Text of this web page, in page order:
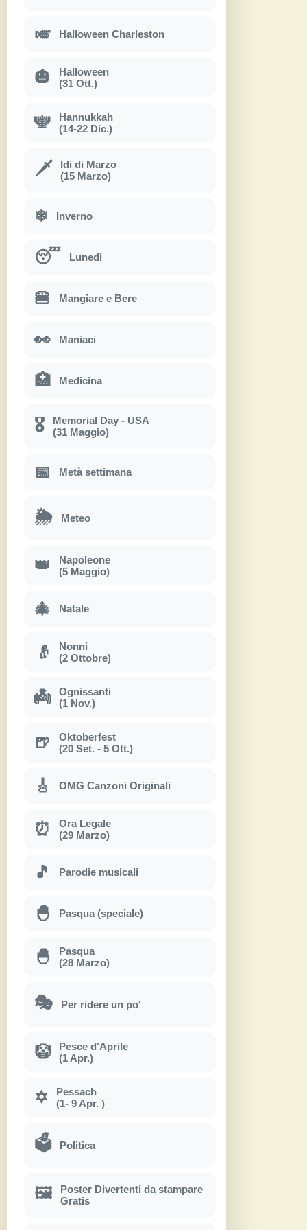
🎺 Halloween Charleston
🎃
Halloween
(31 Ott.)
🕎
Hannukkah
(14-22 Dic.)
🗡
Idi di Marzo
(15 Marzo)
❄ Inverno
😴 Lunedì
🍔 Mangiare e Bere
👀 Maniaci
🏥 Medicina
🎖
Memorial Day - USA
(31 Maggio)
📅 Metà settimana
🌦 Meteo
👑
Napoleone
(5 Maggio)
🎄 Natale
👴
Nonni
(2 Ottobre)
👼
Ognissanti
(1 Nov.)
🍺
Oktoberfest
(20 Set. - 5 Ott.)
🎸 OMG Canzoni Originali
⏰
Ora Legale
(29 Marzo)
🎵 Parodie musicali
🐣 Pasqua (speciale)
🐣
Pasqua
(28 Marzo)
🎭 Per ridere un po'
🤡
Pesce d'Aprile
(1 Apr.)
✡
Pessach
(1- 9 Apr. )
🗳 Politica
🖼
Poster Divertenti da stampare
Gratis